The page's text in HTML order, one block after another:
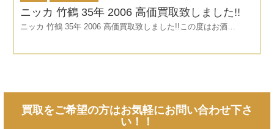
ニッカ 竹鶴 35年 2006 高価買取致しました!!
ニッカ 竹鶴 35年 2006 高価買取致しました!!この度はお酒…
買取をご希望の方はお気軽にお問い合わせ下さ
い！！